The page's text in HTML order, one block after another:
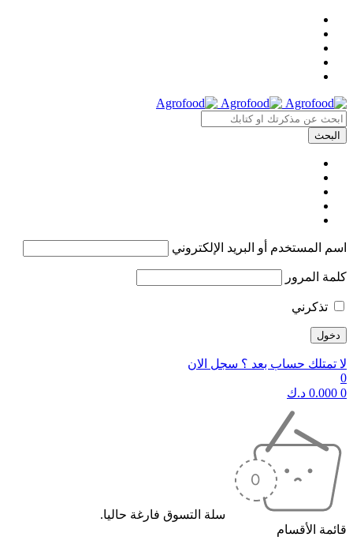
اسم المستخدم أو البريد الإلكتروني
كلمة المرور
تذكرني
لا تمتلك حساب بعد ؟ سجل الان
0
0
0.000 د.ك
سلة التسوق فارغة حاليا.
قائمة الأقسام